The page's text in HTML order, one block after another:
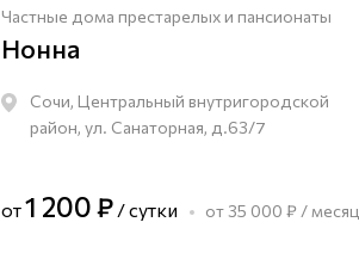
Частные дома престарелых и пансионаты
Нонна
Сочи, Центральный внутригородской
район, ул. Санаторная, д.63/7
от1 200 ₽ / сутки от 35 000 ₽ / месяц